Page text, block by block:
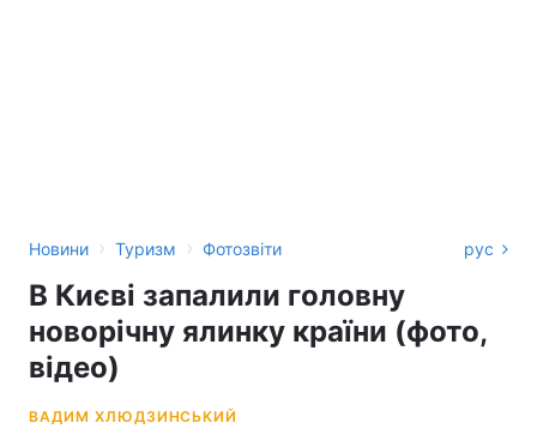
Новини › Туризм › Фотозвіти рус
В Києві запалили головну
новорічну ялинку країни (фото,
відео)
ВАДИМ ХЛЮДЗИНСЬКИЙ